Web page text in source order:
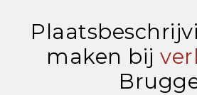
maken bij